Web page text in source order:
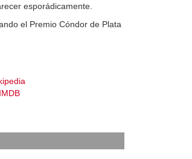
esporádicamente.
el Premio Cóndor de Plata